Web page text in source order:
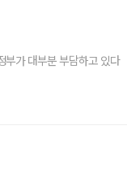
부가 대부분 부담하고 있다